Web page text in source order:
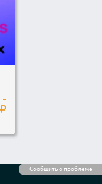
Сообщить о проблеме